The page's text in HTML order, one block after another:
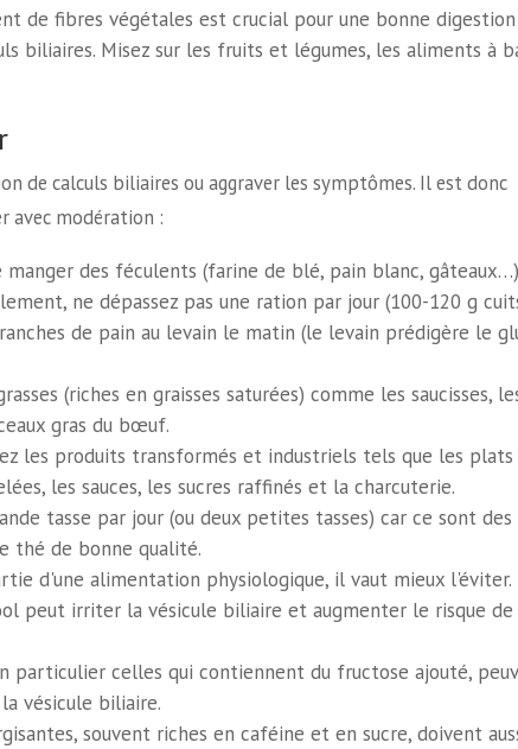
de fibres végétales est crucial pour une bonne
biliaires. Misez sur les fruits et légumes, les aliments à
de calculs biliaires ou aggraver les symptômes. Il est donc
avec modération :
des féculents (farine de blé, pain blanc,
ne dépassez pas une ration par jour (100-120 g
de pain au levain le matin (le levain prédigère le
(riches en graisses saturées) comme les saucisses,
gras du bœuf.
les produits transformés et industriels tels que les plats
les sauces, les sucres raffinés et la charcuterie.
tasse par jour (ou deux petites tasses) car ce sont des
thé de bonne qualité.
d'une alimentation physiologique, il vaut mieux l'éviter.
peut irriter la vésicule biliaire et augmenter le risque de
particulier celles qui contiennent du fructose ajouté,
vésicule biliaire.
souvent riches en caféine et en sucre, doivent